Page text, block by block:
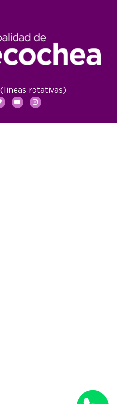
rotativas)